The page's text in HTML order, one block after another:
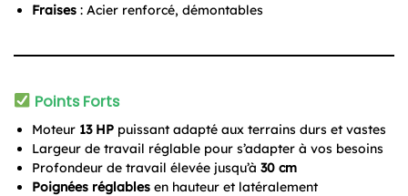
Fraises : Acier renforcé, démontables
Points Forts
Moteur 13 HP puissant adapté aux terrains durs et vastes
Largeur de travail réglable pour s’adapter à vos besoins
Profondeur de travail élevée jusqu’à 30 cm
Poignées réglables en hauteur et latéralement